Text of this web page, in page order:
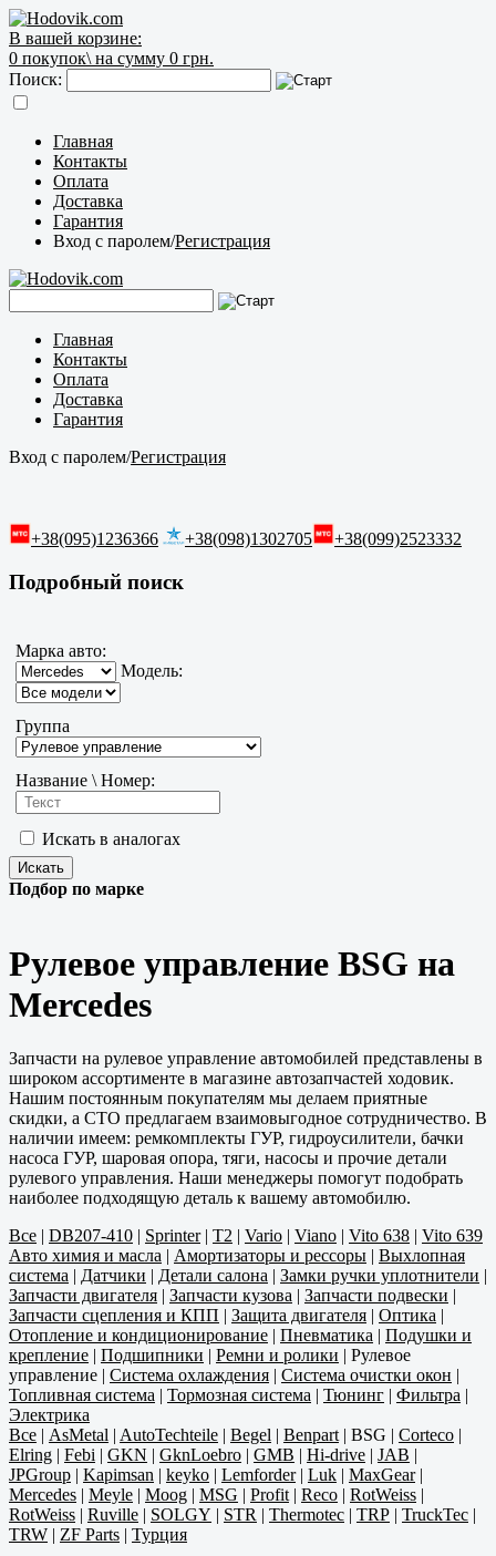
В вашей корзине:
0 покупок\ на сумму 0 грн.
Поиск:
Главная
Контакты
Оплата
Доставка
Гарантия
Вход с паролем/Регистрация
Главная
Контакты
Оплата
Доставка
Гарантия
Вход с паролем/Регистрация
+38(095)1236366 +38(098)1302705 +38(099)2523332
Подробный поиск
Марка авто:
Модель:
Группа
Название \ Номер:
Искать в аналогах
Подбор по марке
Рулевое управление BSG на
Mercedes
Запчасти на рулевое управление автомобилей представлены в
широком ассортименте в магазине автозапчастей ходовик.
Нашим постоянным покупателям мы делаем приятные
скидки, а СТО предлагаем взаимовыгодное сотрудничество. В
наличии имеем: ремкомплекты ГУР, гидроусилители, бачки
насоса ГУР, шаровая опора, тяги, насосы и прочие детали
рулевого управления. Наши менеджеры помогут подобрать
наиболее подходящую деталь к вашему автомобилю.
Все | DB207-410 | Sprinter| T2 | Vario | Viano | Vito 638 | Vito 639
Авто химия и масла | Амортизаторы и рессоры | Выхлопная
система | Датчики | Детали салона | Замки ручки уплотнители |
Запчасти двигателя | Запчасти кузова | Запчасти подвески |
Запчасти сцепления и КПП | Защита двигателя | Оптика |
Отопление и кондиционирование | Пневматика | Подушки и
крепление | Подшипники | Ремни и ролики | Рулевое
управление | Система охлаждения | Система очистки окон |
Топливная система | Тормозная система | Тюнинг | Фильтра |
Электрика
Все | AsMetal | AutoTechteile | Begel | Benpart | BSG | Corteco |
Elring | Febi | GKN | GknLoebro | GMB | Hi-drive | JAB |
JPGroup | Kapimsan | keyko | Lemforder| Luk | MaxGear|
Mercedes | Meyle | Moog | MSG | Profit | Reco | RotWeiss |
RotWeiss | Ruville | SOLGY | STR | Thermotec | TRP | TruckTec |
TRW | ZF Parts | Турция